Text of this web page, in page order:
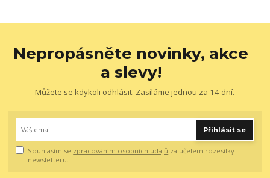
Nepropásněte novinky, akce
a slevy!
Můžete se kdykoli odhlásit. Zasíláme jednou za 14 dní.
Přihlásit se
Souhlasím se zpracováním osobních údajů za účelem rozesílky
newsletteru.